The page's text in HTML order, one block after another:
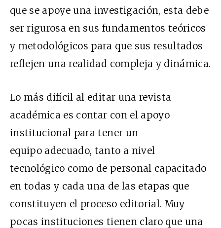
que se apoye una investigación, esta debe
ser rigurosa en sus fundamentos teóricos
y metodológicos para que sus resultados
reflejen una realidad compleja y dinámica.
Lo más difícil al editar una revista
académica es contar con el apoyo
institucional para tener un
equipo adecuado, tanto a nivel
tecnológico como de personal capacitado
en todas y cada una de las etapas que
constituyen el proceso editorial. Muy
pocas instituciones tienen claro que una